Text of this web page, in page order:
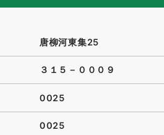
唐柳河東集25
３１５－０００９
0025
0025